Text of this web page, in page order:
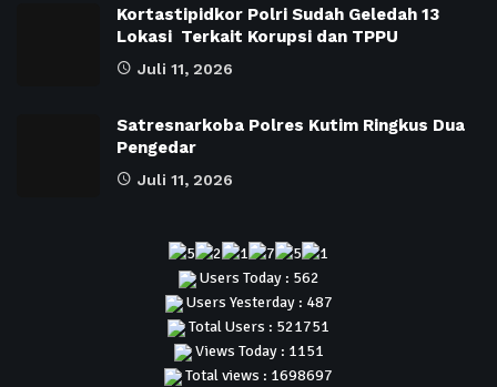
Kortastipidkor Polri Sudah Geledah 13
Lokasi Terkait Korupsi dan TPPU
Juli 11, 2026
Satresnarkoba Polres Kutim Ringkus Dua
Pengedar
Juli 11, 2026
Users Today : 562
Users Yesterday : 487
Total Users : 521751
Views Today : 1151
Total views : 1698697